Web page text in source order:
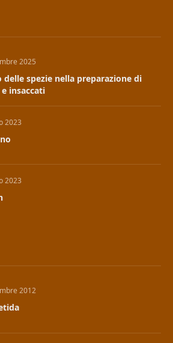
2025
delle spezie nella preparazione di
insaccati
2023
2023
2012